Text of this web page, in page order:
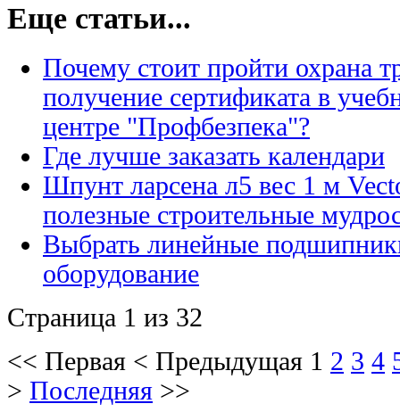
Еще статьи...
Почему стоит пройти охрана
получение сертификата в
центре "Профбезпека"?
Где лучше заказать календари
Шпунт ларсена л5 вес 1 м
полезные строительные
Выбрать линейные
оборудование
Страница 1 из 32
<< Первая < Предыдущая 1 2 3 4
> Последняя >>